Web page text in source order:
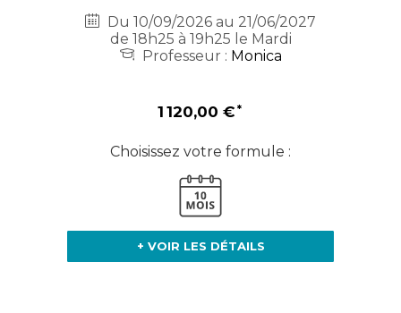
Du 10/09/2026 au 21/06/2027
de 18h25 à 19h25 le Mardi
Professeur : Monica
1 120,00 €
Choisissez votre formule :
+ VOIR LES DÉTAILS